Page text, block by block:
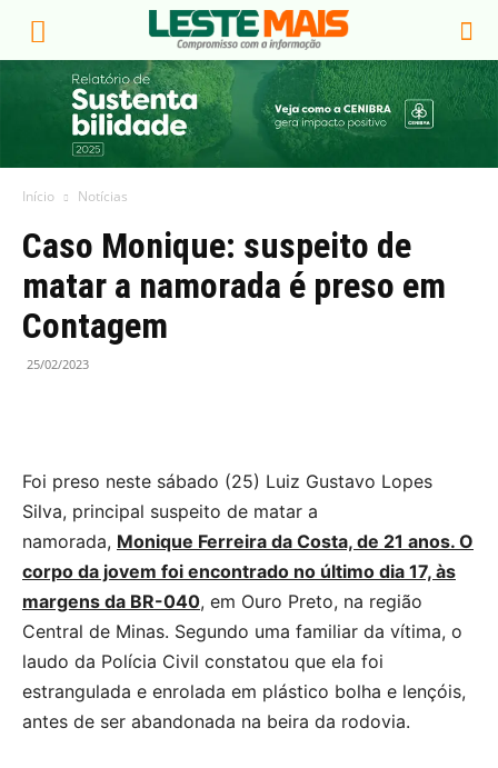
Início Notícias
Caso Monique: suspeito de
matar a namorada é preso em
Contagem
25/02/2023
Foi preso neste sábado (25) Luiz Gustavo Lopes
Silva, principal suspeito de matar a
namorada, Monique Ferreira da Costa, de 21 anos. O
corpo da jovem foi encontrado no último dia 17, às
margens da BR-040, em Ouro Preto, na região
Central de Minas. Segundo uma familiar da vítima, o
laudo da Polícia Civil constatou que ela foi
estrangulada e enrolada em plástico bolha e lençóis,
antes de ser abandonada na beira da rodovia.